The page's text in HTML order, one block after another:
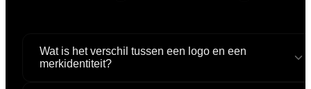
Wat is het verschil tussen een logo en een
merkidentiteit?